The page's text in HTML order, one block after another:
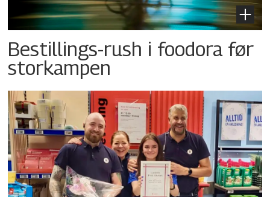
Bestillings-rush i foodora før
storkampen